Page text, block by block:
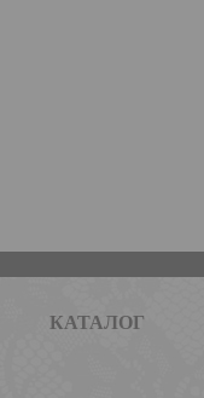
КАТАЛОГ